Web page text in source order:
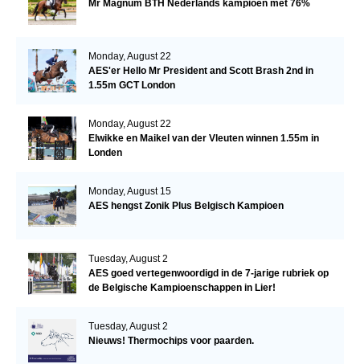
Mr Magnum BTH Nederlands kampioen met 76%
Monday, August 22
AES'er Hello Mr President and Scott Brash 2nd in
1.55m GCT London
Monday, August 22
Elwikke en Maikel van der Vleuten winnen 1.55m in
Londen
Monday, August 15
AES hengst Zonik Plus Belgisch Kampioen
Tuesday, August 2
AES goed vertegenwoordigd in de 7-jarige rubriek op
de Belgische Kampioenschappen in Lier!
Tuesday, August 2
Nieuws! Thermochips voor paarden.